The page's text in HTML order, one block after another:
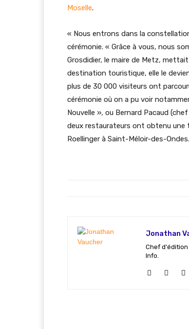
Moselle.
« Nous entrons dans la
cérémonie. « Grâce à vous, nous
Grosdidier, le maire de Metz,
destination touristique, elle le
plus de 30 000 visiteurs ont
cérémonie où on a pu voir
Nouvelle », ou Bernard Pacaud
deux restaurateurs ont obtenu une
Roellinger à Saint-Méloir-des-Ondes.
Jonathan
Chef
Info.